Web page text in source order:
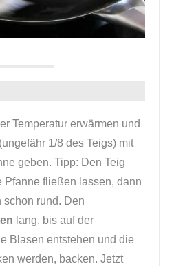
Temperatur erwärmen und
(ungefähr 1/8 des Teigs) mit
geben. Tipp: Den Teig
Pfanne fließen lassen, dann
rund. Den
lang, bis auf der
Blasen entstehen und die
werden, backen. Jetzt